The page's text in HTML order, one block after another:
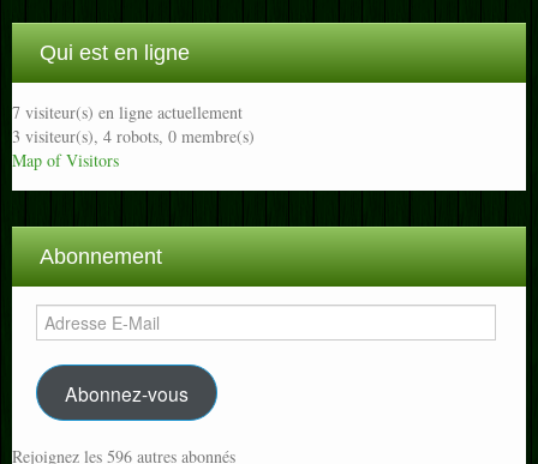
Qui est en ligne
7 visiteur(s) en ligne actuellement
3 visiteur(s), 4 robots, 0 membre(s)
Map of Visitors
Abonnement
Adresse
E-
Mail
Abonnez-vous
Rejoignez les 596 autres abonnés